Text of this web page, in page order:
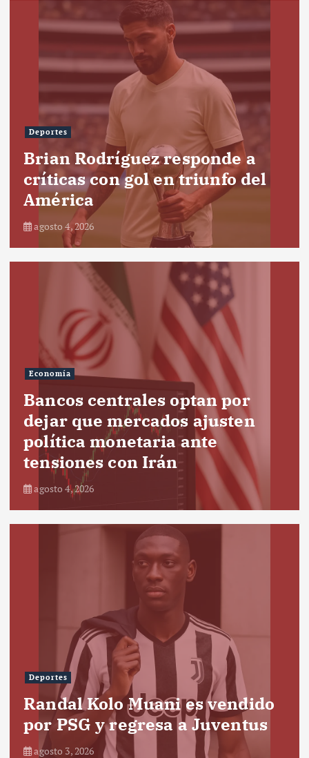
Deportes
Brian Rodríguez responde a
críticas con gol en triunfo del
América
agosto 4, 2026
Economía
Bancos centrales optan por
dejar que mercados ajusten
política monetaria ante
tensiones con Irán
agosto 4, 2026
Deportes
Randal Kolo Muani es vendido
por PSG y regresa a Juventus
agosto 3, 2026